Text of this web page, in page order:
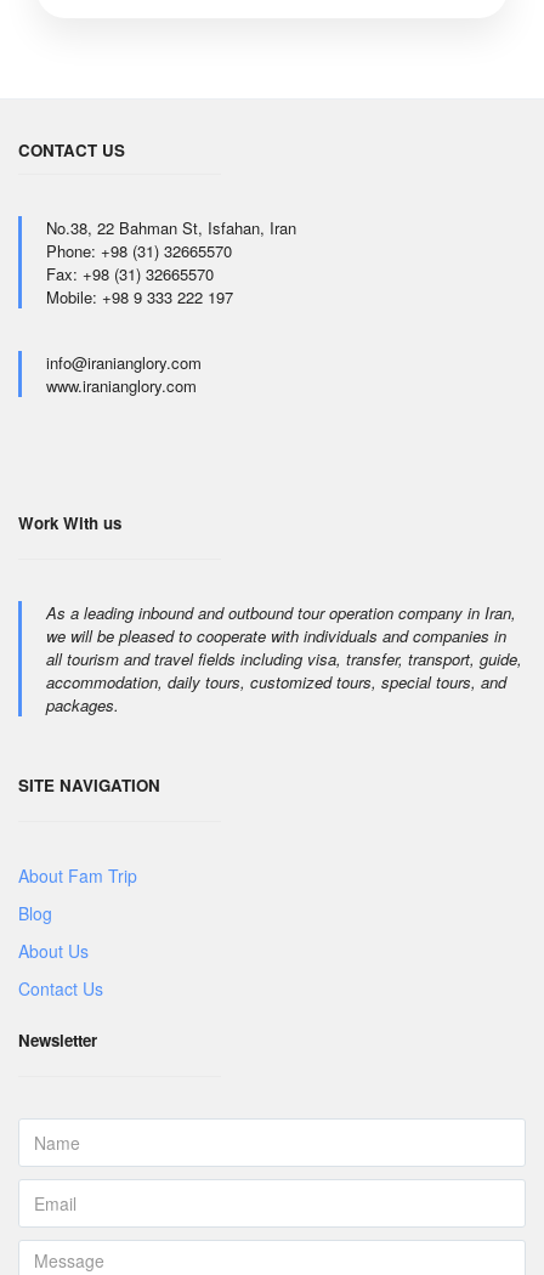
CONTACT US
No.38, 22 Bahman St, Isfahan, Iran
Phone: +98 (31) 32665570
Fax: +98 (31) 32665570
Mobile: +98 9 333 222 197
info@iranianglory.com
www.iranianglory.com
Work With us
As a leading inbound and outbound tour operation company in Iran,
we will be pleased to cooperate with individuals and companies in
all tourism and travel fields including visa, transfer, transport, guide,
accommodation, daily tours, customized tours, special tours, and
packages.
SITE NAVIGATION
About Fam Trip
Blog
About Us
Contact Us
Newsletter